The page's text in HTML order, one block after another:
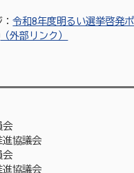
：令和8年度明るい選挙啓発
（外部リンク）
会
進協議会
会
進協議会